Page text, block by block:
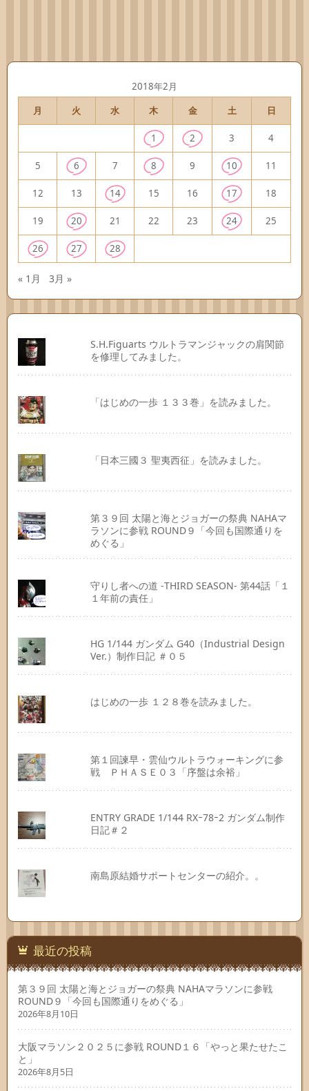
2018年2月
月
火 水 木 金 土 日
1 2 3 4
5 6 7 8 9 10 11
12 13 14 15 16 17 18
19 20 21 22 23 24 25
26 27 28
« 1月 3月 »
S.H.Figuarts ウルトラマンジャックの肩関節
を修理してみました。
「はじめの一歩 １３３巻」を読みました。
「日本三國３ 聖夷西征」を読みました。
第３９回 太陽と海とジョガーの祭典 NAHAマ
ラソンに参戦 ROUND９「今回も国際通りを
めぐる」
守りし者への道 -THIRD SEASON- 第44話「１
１年前の責任」
HG 1/144 ガンダム G40（Industrial Design
Ver.）制作日記 ＃０５
はじめの一歩 １２８巻を読みました。
第１回諫早・雲仙ウルトラウォーキングに参
戦 ＰＨＡＳＥ０３「序盤は余裕」
ENTRY GRADE 1/144 RXｰ78ｰ2 ガンダム制作
日記＃２
南島原結婚サポートセンターの紹介。。
最近の投稿
第３９回 太陽と海とジョガーの祭典 NAHAマラソンに参戦
ROUND９「今回も国際通りをめぐる」
2026年8月10日
大阪マラソン２０２５に参戦 ROUND１６「やっと果たせたこ
と」
2026年8月5日